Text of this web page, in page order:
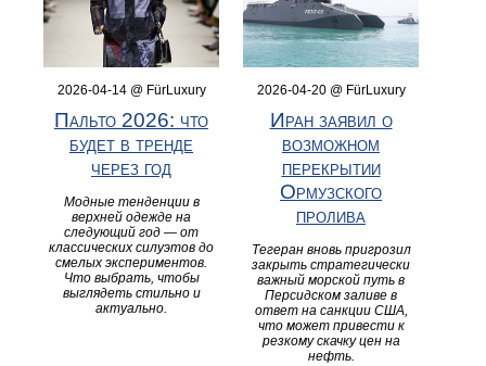
2026-04-14 @ FürLuxury
Пальто 2026: что
будет в тренде
через год
Модные тенденции в
верхней одежде на
следующий год — от
классических силуэтов до
смелых экспериментов.
Что выбрать, чтобы
выглядеть стильно и
актуально.
2026-04-20 @ FürLuxury
Иран заявил о
возможном
перекрытии
Ормузского
пролива
Тегеран вновь пригрозил
закрыть стратегически
важный морской путь в
Персидском заливе в
ответ на санкции США,
что может привести к
резкому скачку цен на
нефть.